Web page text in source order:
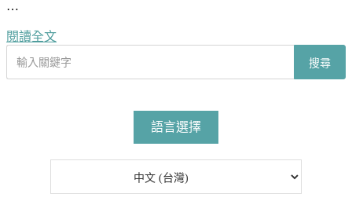
…
閱讀全文
搜尋
語言選擇